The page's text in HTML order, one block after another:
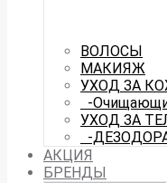
ВОЛОСЫ
МАКИЯЖ
УХОД ЗА
-
УХОД ЗА
-
АКЦИЯ
БРЕНДЫ